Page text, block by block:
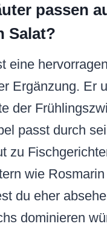
passen
Salat?
eine
Ergänzung. Er
der
passt durch
zu
wie
du eher
dominieren